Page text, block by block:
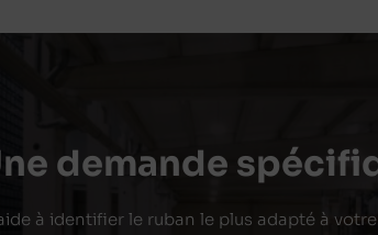
demande
à identifier le ruban le plus adapté à